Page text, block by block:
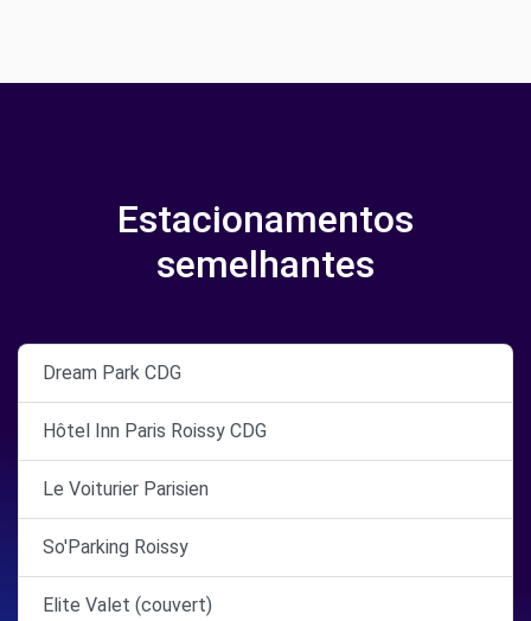
Estacionamentos
semelhantes
Dream Park CDG
Hôtel Inn Paris Roissy CDG
Le Voiturier Parisien
So'Parking Roissy
Elite Valet (couvert)